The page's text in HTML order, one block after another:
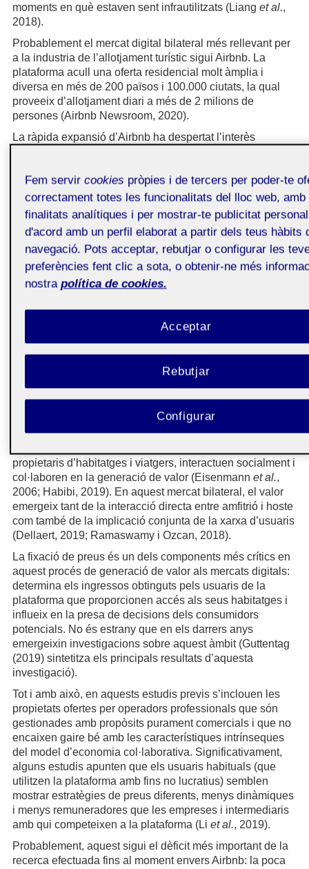
moments en què estaven sent infrautilitzats (Liang et al.,
2018).
Probablement el mercat digital bilateral més rellevant per
a la industria de l’allotjament turístic sigui Airbnb. La
plataforma acull una oferta residencial molt àmplia i
diversa en més de 200 països i 100.000 ciutats, la qual
proveeix d’allotjament diari a més de 2 milions de
persones (Airbnb Newsroom, 2020).
La ràpida expansió d’Airbnb ha despertat l’interès
optimitzar la rendibilitat de la seva cartera immobiliària.
Com a resultat, el mercat digital cada cop més allotja
activitats mercantils que no s’ajusten necessàriament al
model de consum col·laboratiu (Ke, 2017).
A diferència de la industria hotelera tradicional, Airbnb ni
disposa d’allotjaments de propietat ni tampoc en gestiona.
Només permet als seus consumidors compartir els seus
habitatges amb turistes, proporcionant un servei més
tradicionals, en què un producte és generalment utilitzat
per un únic consumidor, els allotjaments a Airbnb poden
D’aquesta manera, es mobilitzen recursos ociosos per
adaptar-se millor a les necessitats dels consumidors
un allotjament privat, els turistes tenen més oportunitats
de relacionar-se amb els residents locals i gaudir d’una
propietaris d’habitatges i viatgers, interactuen socialment i
col·laboren en la generació de valor (Eisenmann et al.,
2006; Habibi, 2019). En aquest mercat bilateral, el valor
emergeix tant de la interacció directa entre amfitrió i hoste
com també de la implicació conjunta de la xarxa d’usuaris
(Dellaert, 2019; Ramaswamy i Ozcan, 2018).
La fixació de preus és un dels components més crítics en
aquest procés de generació de valor als mercats digitals:
determina els ingressos obtinguts pels usuaris de la
plataforma que proporcionen accés als seus habitatges i
influeix en la presa de decisions dels consumidors
potencials. No és estrany que en els darrers anys
emergeixin investigacions sobre aquest àmbit (Guttentag
(2019) sintetitza els principals resultats d’aquesta
investigació).
Tot i amb això, en aquests estudis previs s’inclouen les
propietats ofertes per operadors professionals que són
gestionades amb propòsits purament comercials i que no
encaixen gaire bé amb les característiques intrínseques
del model d’economia col·laborativa. Significativament,
alguns estudis apunten que els usuaris habituals (que
utilitzen la plataforma amb fins no lucratius) semblen
mostrar estratègies de preus diferents, menys dinàmiques
i menys remuneradores que les empreses i intermediaris
amb qui competeixen a la plataforma (Li et al., 2019).
Probablement, aquest sigui el dèficit més important de la
recerca efectuada fins al moment envers Airbnb: la poca
Fem servir cookies pròpies i de tercers per poder-te
correctament totes les funcionalitats del lloc web, amb
finalitats analítiques i per mostrar-te publicitat
d'acord amb un perfil elaborat a partir dels teus hàbits
navegació. Pots acceptar, rebutjar o configurar les
preferències fent clic a sota, o obtenir-ne més
nostra política de cookies.
Rebutjar
Acceptar
Configurar